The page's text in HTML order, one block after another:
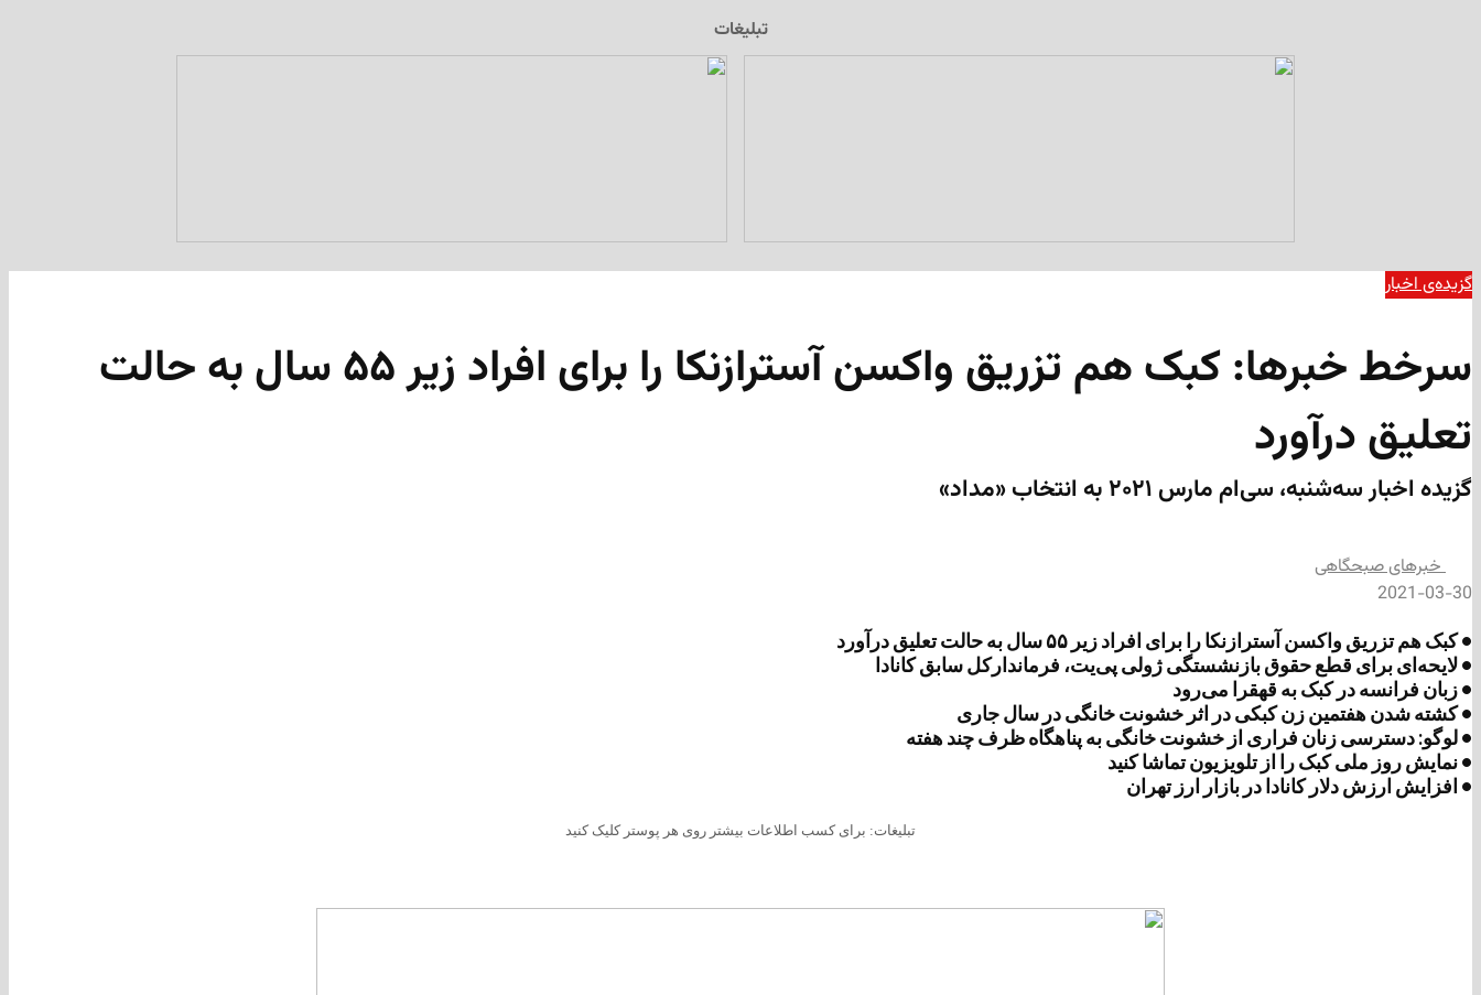
تبلیغات
گزیده‌ی‌ اخبار
سرخط خبرها: کبک هم تزریق واکسن آسترازنکا را برای افراد زیر ۵۵ سال به حالت
تعلیق درآورد
گزیده اخبار سه‌شنبه، سی‌ام مارس ۲۰۲۱ به انتخاب «مداد»
‌خبرهای صبحگاهی
2021-03-30
• کبک هم تزریق واکسن آسترازنکا را برای افراد زیر ۵۵ سال به حالت تعلیق درآورد
• لایحه‌ای برای قطع حقوق بازنشستگی ژولی پی‌یت، فرماندارکل سابق کانادا
• زبان فرانسه در کبک به قهقرا می‌رود
• کشته شدن هفتمین زن کبکی در اثر خشونت خانگی در سال جاری
• لوگو: دسترسی زنان فراری از خشونت خانگی به پناهگاه ظرف چند هفته
• نمایش روز ملی کبک را از تلویزیون تماشا کنید
• افزایش ارزش دلار کانادا در بازار ارز تهران
تبلیغات: برای کسب اطلاعات بیشتر روی هر پوستر کلیک کنید